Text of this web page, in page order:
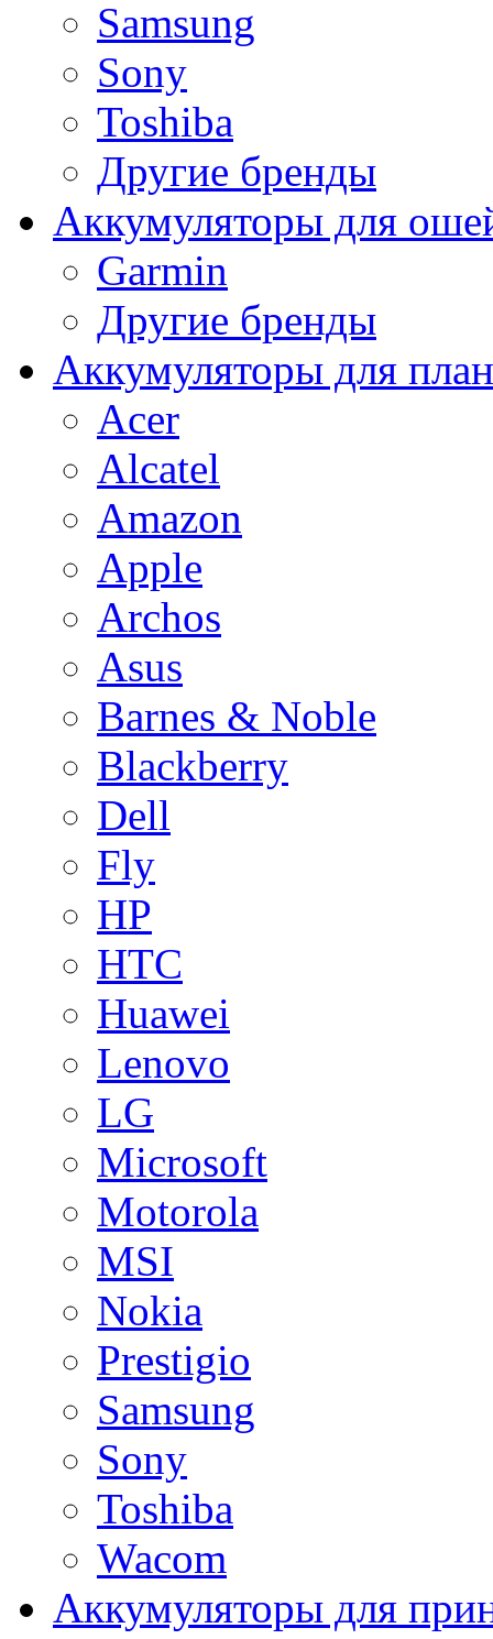
Samsung
Sony
Toshiba
Другие бренды
Аккумуляторы для
Garmin
Другие бренды
Аккумуляторы для
Acer
Alcatel
Amazon
Apple
Archos
Asus
Barnes & Noble
Blackberry
Dell
Fly
HP
HTC
Huawei
Lenovo
LG
Microsoft
Motorola
MSI
Nokia
Prestigio
Samsung
Sony
Toshiba
Wacom
Аккумуляторы для